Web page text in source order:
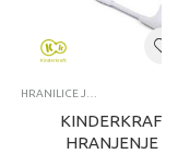
HRANILICE JEDNOPOLOŽAJNE
KINDERKRAFT
HRANJENJE